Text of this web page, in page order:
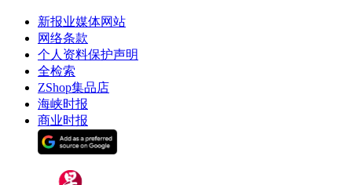
新报业媒体网站
网络条款
个人资料保护声明
全检索
ZShop集品店
海峡时报
商业时报